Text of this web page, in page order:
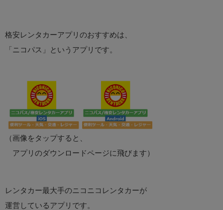
格安レンタカーアプリのおすすめは、
「ニコパス」というアプリです。
（画像をタップすると、
アプリのダウンロードページに飛びます）
レンタカー最大手のニコニコレンタカーが
運営しているアプリです。